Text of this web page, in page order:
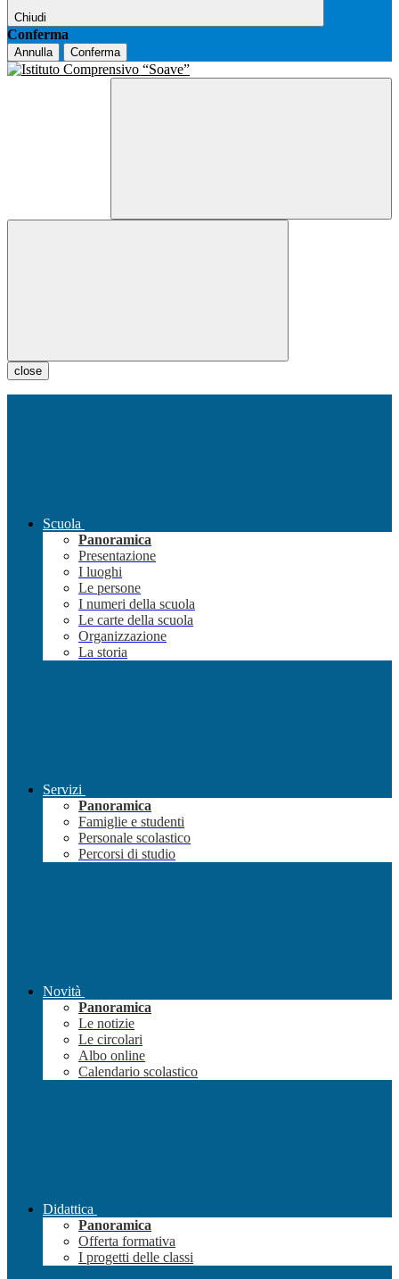
Chiudi
Conferma
Annulla Conferma
close
Scuola
Panoramica
Presentazione
I luoghi
Le persone
I numeri della scuola
Le carte della scuola
Organizzazione
La storia
Servizi
Panoramica
Famiglie e studenti
Personale scolastico
Percorsi di studio
Novità
Panoramica
Le notizie
Le circolari
Albo online
Calendario scolastico
Didattica
Panoramica
Offerta formativa
I progetti delle classi